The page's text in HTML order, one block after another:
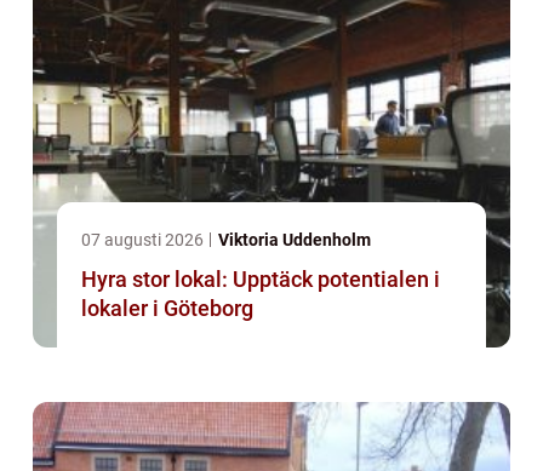
07 augusti 2026 Viktoria Uddenholm
Hyra stor lokal: Upptäck potentialen i
lokaler i Göteborg